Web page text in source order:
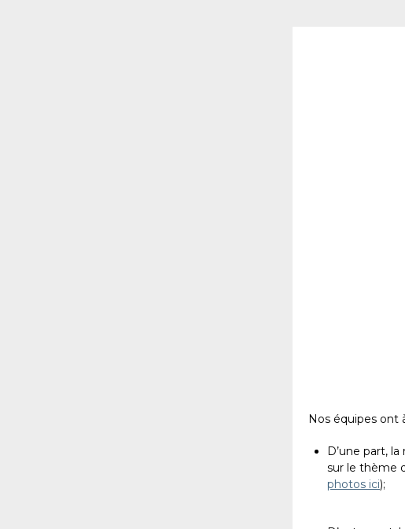
Nos équipes ont
D’une part,
sur le thème
photos ici);